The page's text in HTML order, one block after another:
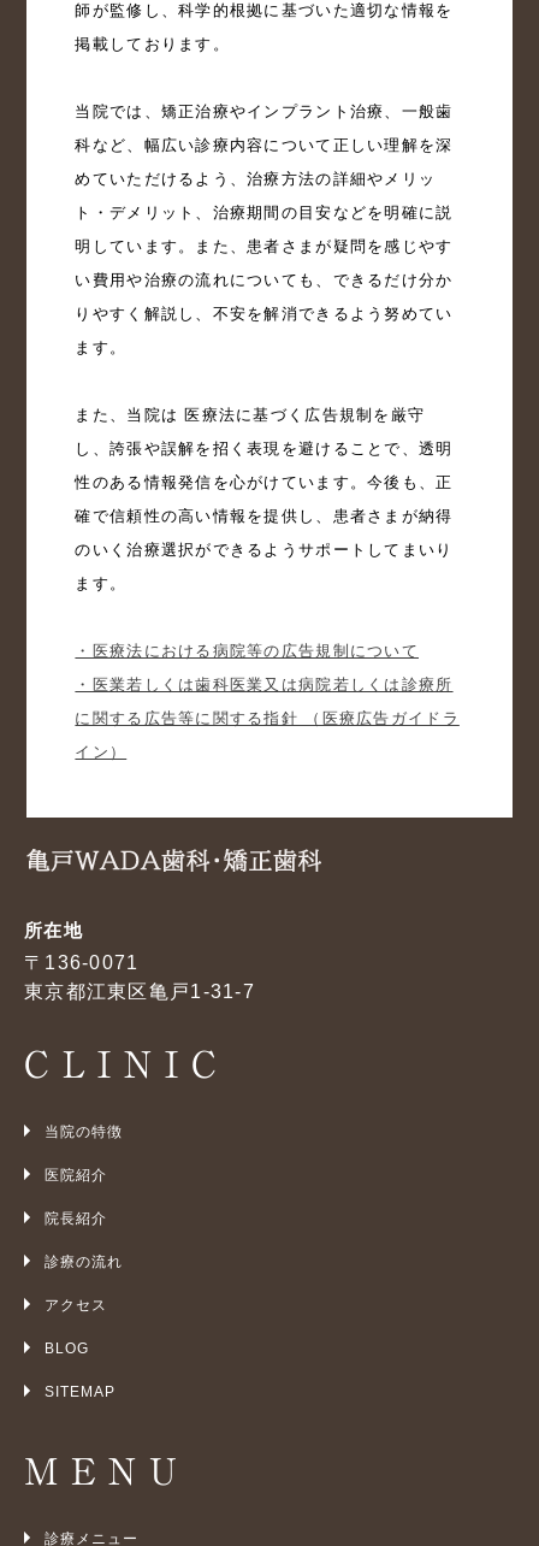
師が監修し、科学的根拠に基づいた適切な情報を
掲載しております。
当院では、矯正治療やインプラント治療、一般歯
科など、幅広い診療内容について正しい理解を深
めていただけるよう、治療方法の詳細やメリッ
ト・デメリット、治療期間の目安などを明確に説
明しています。また、患者さまが疑問を感じやす
い費用や治療の流れについても、できるだけ分か
りやすく解説し、不安を解消できるよう努めてい
ます。
また、当院は 医療法に基づく広告規制を厳守
し、誇張や誤解を招く表現を避けることで、透明
性のある情報発信を心がけています。今後も、正
確で信頼性の高い情報を提供し、患者さまが納得
のいく治療選択ができるようサポートしてまいり
ます。
・医療法における病院等の広告規制について
・医業若しくは歯科医業又は病院若しくは診療所
に関する広告等に関する指針 （医療広告ガイドラ
イン）
所在地
〒136-0071
東京都江東区亀戸1-31-7
CLINIC
当院の特徴
医院紹介
院長紹介
診療の流れ
アクセス
BLOG
SITEMAP
MENU
診療メニュー